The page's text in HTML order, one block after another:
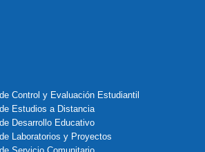
Control y Evaluación Estudiantil
Estudios a Distancia
Desarrollo Educativo
Laboratorios y Proyectos